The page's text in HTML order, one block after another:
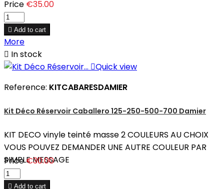
Price €35.00
 Add to cart
More
 In stock
Quick view
Reference: KITCABARESDAMIER
Kit Déco Réservoir Caballero 125-250-500-700 Damier
KIT DECO vinyle teinté masse 2 COULEURS AU CHOIX
VOUS POUVEZ DEMANDER UNE AUTRE COULEUR PAR
SIMPLE MESSAGE
Price €30.00
 Add to cart